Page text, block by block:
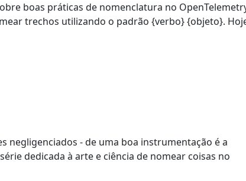
boas práticas de nomenclatura no
trechos utilizando o padrão {verbo} {objeto}.
negligenciados - de uma boa instrumentação é a
dedicada à arte e ciência de nomear coisas no